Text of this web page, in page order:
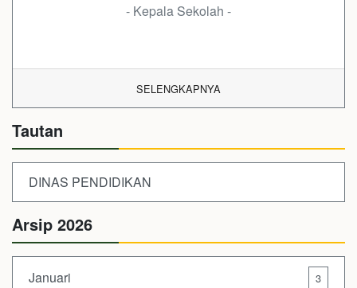
- Kepala Sekolah -
SELENGKAPNYA
Tautan
DINAS PENDIDIKAN
Arsip 2026
Januari 3